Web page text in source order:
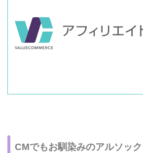
CMでもお馴染みのアルソック